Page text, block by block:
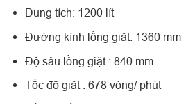
Dung tích: 1200 lít
Đường kính lồng giặt: 1360 mm
Độ sâu lồng giặt : 840 mm
Tốc độ giặt : 678 vòng/ phút